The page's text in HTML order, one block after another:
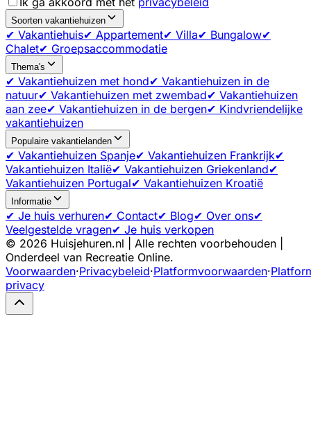
Soorten vakantiehuizen
✔ Vakantiehuis✔ Appartement✔ Villa✔ Bungalow✔
Chalet✔ Groepsaccommodatie
Thema's
✔ Vakantiehuizen met hond✔ Vakantiehuizen in de
natuur✔ Vakantiehuizen met zwembad✔ Vakantiehuizen
aan zee✔ Vakantiehuizen in de bergen✔ Kindvriendelijke
vakantiehuizen
Populaire vakantielanden
✔ Vakantiehuizen Spanje✔ Vakantiehuizen Frankrijk✔
Vakantiehuizen Italië✔ Vakantiehuizen Griekenland✔
Vakantiehuizen Portugal✔ Vakantiehuizen Kroatië
Informatie
✔ Je huis verhuren✔ Contact✔ Blog✔ Over ons✔
Veelgestelde vragen✔ Je huis verkopen
© 2026 Huisjehuren.nl | Alle rechten voorbehouden |
Onderdeel van Recreatie Online.
Voorwaarden·Privacybeleid·Platformvoorwaarden·
privacy